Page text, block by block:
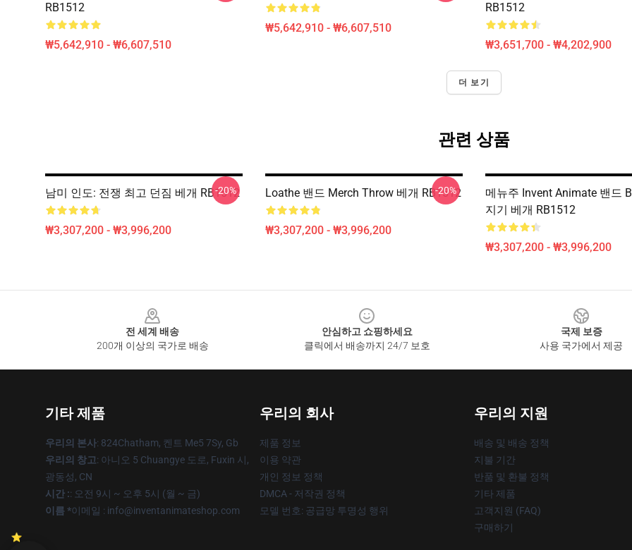
RB1512
₩5,642,910 - ₩6,607,510
₩5,642,910 - ₩6,607,510
RB1512
₩3,651,700 - ₩4,202,900
더 보기
관련 상품
남미 인도: 전쟁 최고 던짐 베개 RB1512
₩3,307,200 - ₩3,996,200
-20% Loathe 밴드 Merch Throw 베개 RB1512
₩3,307,200 - ₩3,996,200
-20%
메뉴주 Invent Animate 밴드
지기 베개 RB1512
₩3,307,200 - ₩3,996,200
전 세계 배송
200개 이상의 국가로 배송
안심하고 쇼핑하세요
클릭에서 배송까지 24/7 보호
국제 보증
사용 국가에서 제공
기타 제품
우리의 본사: 824Chatham, 켄트 Me5 7Sy, Gb
우리의 창고: 아니오 5 Chuangye 도로, Fuxin 시,
광동성, CN
시간 :: 오전 9시 ~ 오후 5시 (월 ~ 금)
이름 *이메일 : info@inventanimateshop.com
우리의 회사
제품 정보
이용 약관
개인 정보 정책
DMCA - 저작권 정책
모델 번호: 공급망 투명성 행위
우리의 지원
배송 및 배송 정책
지불 기간
반품 및 환불 정책
기타 제품
고객지원 (FAQ)
구매하기